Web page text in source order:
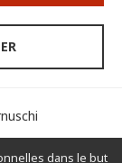
dans le but